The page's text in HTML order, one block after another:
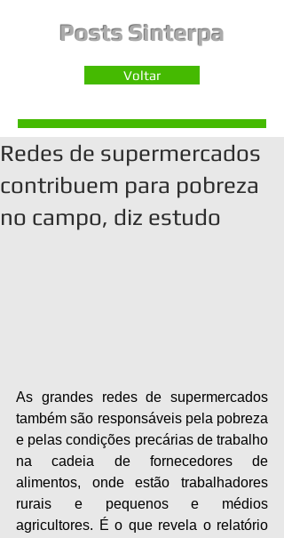
Posts Sinterpa
Voltar
Redes de supermercados
contribuem para pobreza
no campo, diz estudo
As grandes redes de supermercados
também são responsáveis pela pobreza
e pelas condições precárias de trabalho
na cadeia de fornecedores de
alimentos, onde estão trabalhadores
rurais e pequenos e médios